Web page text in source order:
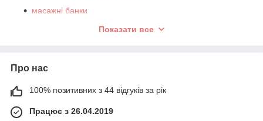
масажні банки
натуральні китайські препарати ТКМ
Показати все
Про нас
100% позитивних з 44 відгуків за рік
Працює з 26.04.2019